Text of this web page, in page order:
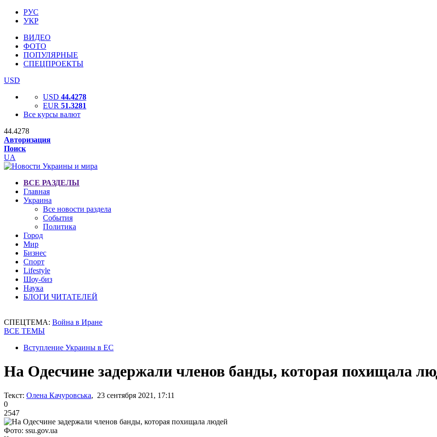
РУС
УКР
ВИДЕО
ФОТО
ПОПУЛЯРНЫЕ
СПЕЦПРОЕКТЫ
USD
USD 44.4278
EUR 51.3281
Все курсы валют
44.4278
Авторизация
Поиск
UA
ВСЕ РАЗДЕЛЫ
Главная
Украина
Все новости раздела
События
Политика
Город
Мир
Бизнес
Спорт
Lifestyle
Шоу-биз
Наука
БЛОГИ ЧИТАТЕЛЕЙ
СПЕЦТЕМА: Война в Иране
ВСЕ ТЕМЫ
Вступление Украины в ЕС
На Одесчине задержали членов банды, которая похищала
Текст: Олена Качуровська, 23 сентября 2021, 17:11
0
2547
Фото: ssu.gov.ua